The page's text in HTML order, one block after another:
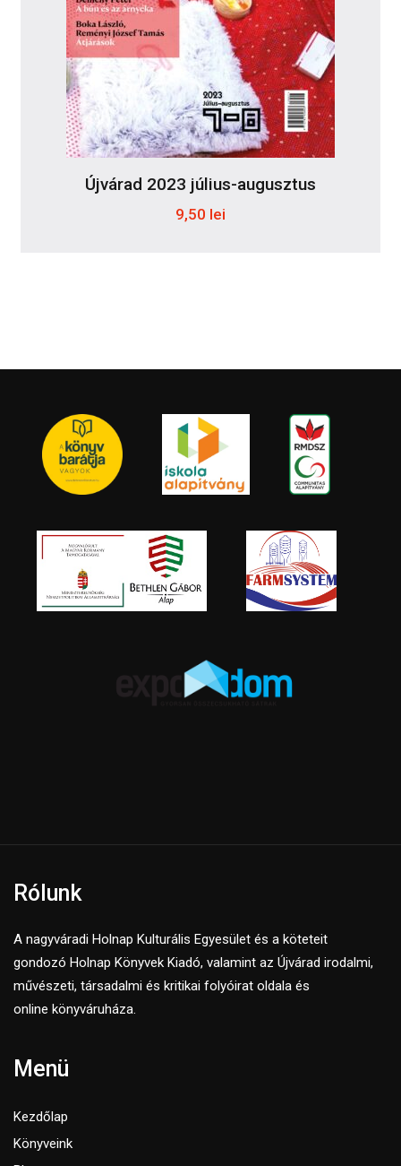
Újvárad 2023 július-augusztus
9,50 lei
Rólunk
A nagyváradi Holnap Kulturális Egyesület és a köteteit
gondozó Holnap Könyvek Kiadó, valamint az Újvárad irodalmi,
művészeti, társadalmi és kritikai folyóirat oldala és
online könyváruháza.
Menü
Kezdőlap
Könyveink